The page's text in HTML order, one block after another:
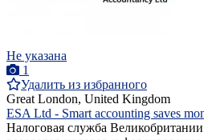
Не указана
1
Удалить из избранного
Great London, United Kingdom
ESA Ltd - Smart accounting saves
Налоговая служба